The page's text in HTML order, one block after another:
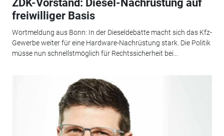
ZDK-Vorstand: Diesel-Nachrüstung auf
freiwilliger Basis
Wortmeldung aus Bonn: In der Dieseldebatte macht sich das Kfz-
Gewerbe weiter für eine Hardware-Nachrüstung stark. Die Politik
müsse nun schnellstmöglich für Rechtssicherheit bei...